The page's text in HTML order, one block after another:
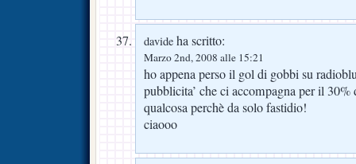
davide ha scritto:
Marzo 2nd, 2008 alle 15:21
ho appena perso il gol di gobbi su
pubblicita’ che ci accompagna per il
qualcosa perchè da solo fastidio!
ciaooo